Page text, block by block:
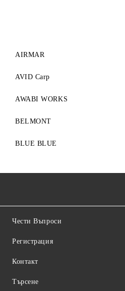
AIRMAR
AVID Carp
AWABI WORKS
BELMONT
BLUE BLUE
Чести Въпроси
Регистрация
Контакт
Търсене